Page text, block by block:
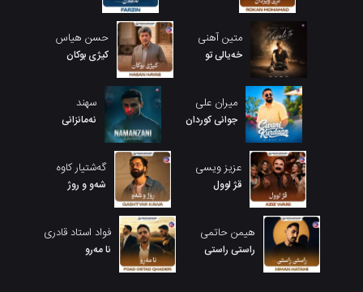
متین آهنی
خەیالی تو
حسن هیاس
کیژی بوکان
میران علی
جوانی کوردان
سهند
نەمانزانی
عزیز ویسی
قژ لوول
گەشتیار کاوە
شەو و روژ
هیمن حاتمی
راستی راستی
فواد استاد قادری
نا مەرو